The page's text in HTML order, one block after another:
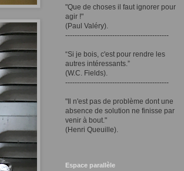
"Que de choses il faut ignorer pour
agir !"
(Paul Valéry).
--------------------------------------------
“Si je bois, c'est pour rendre les
autres intéressants.”
(W.C. Fields).
--------------------------------------------
"Il n'est pas de problème dont une
absence de solution ne finisse par
venir à bout."
(Henri Queuille).
Espace parallèle